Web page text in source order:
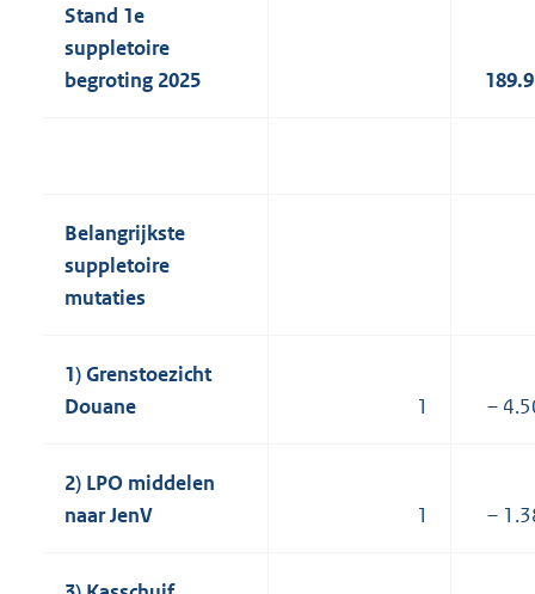
Stand 1e
suppletoire
begroting 2025
Belangrijkste
suppletoire
mutaties
1) Grenstoezicht
Douane
1 –
2) LPO middelen
naar JenV
1 –